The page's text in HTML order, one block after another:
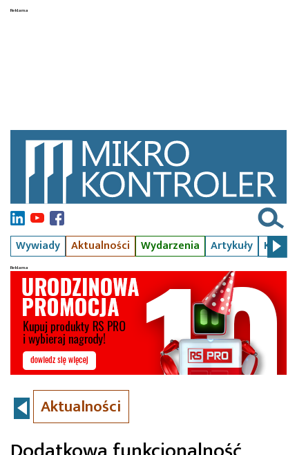
Wywiady Aktualności Wydarzenia Artykuły Kursy
Aktualności